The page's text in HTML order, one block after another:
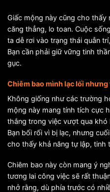
Giấc mộng này cũng cho thấy
căng thẳng, lo toan. Cuộc
ta dễ rơi vào trạng thái quẫn
Bạn cần phải giữ vững tinh
gục.
Chiêm bao mình lạc lối
Không giống như các trường
mộng này mang tính tích cực
thắng trong việc vượt qua
Bạn bối rối vì bị lạc, nhưng
cho thấy khả năng tự lập, tinh
Chiêm bao này còn mang ý
tương lai công việc sẽ rất
nhở rằng, dù phía trước có